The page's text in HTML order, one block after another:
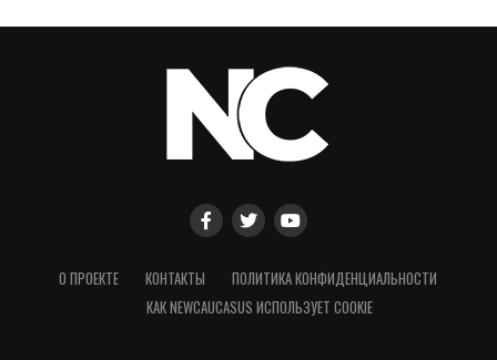
О ПРОЕКТЕ КОНТАКТЫ
ПОЛИТИКА КОНФИДЕНЦИАЛЬНОСТИ
КАК NEWCAUCASUS ИСПОЛЬЗУЕТ COOKIE